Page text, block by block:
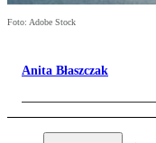
Foto: Adobe Stock
Anita Błaszczak